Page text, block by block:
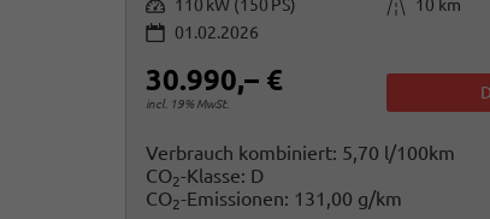
Leistung 110 kW (150 PS) Kilometerstand 10 km
01.02.2026
30.990,– €
incl. 19% MwSt.
Verbrauch kombiniert: 5,70 l/100km
CO2-Klasse: D
CO2-Emissionen: 131,00 g/km